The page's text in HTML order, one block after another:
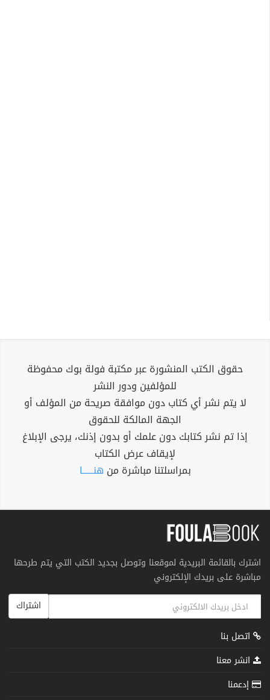
حقوق الكتب المنشورة عبر مكتبة فولة بوك محفوظة
للمؤلفين ودور النشر
لا يتم نشر أي كتاب دون موافقة صريحة من المؤلف أو
الجهة المالكة للحقوق
إذا تم نشر كتابك دون علمك أو بدون إذنك، يرجى الإبلاغ
لإيقاف عرض الكتاب
بمراسلتنا مباشرة من هنــــــا
اشترك بالقائمة البريدية لموقعنا وتوصل بجديد الكتب التي يتم طرحها
مباشرة على بريدك الإلكتروني
اشتراك
اتصل بنا
انشر معنا
إدعمنا